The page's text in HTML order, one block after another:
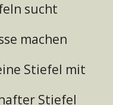
sucht
machen
Stiefel mit
Stiefel